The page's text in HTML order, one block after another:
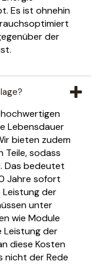
Es ist ohnehin
der
Lebensdauer
bieten zudem
Teile, sodass
Das bedeutet
Jahre sofort
Leistung der
unter
wie Module
Leistung der
diese Kosten
nicht der Rede